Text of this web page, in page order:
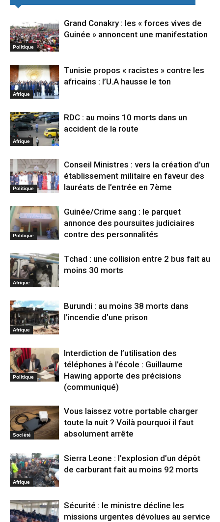
Politique
Grand Conakry : les « forces vives de
Guinée » annoncent une manifestation
Afrique
Tunisie propos « racistes » contre les
africains : l’U.A hausse le ton
Afrique
RDC : au moins 10 morts dans un
accident de la route
Politique
Conseil Ministres : vers la création d’un
établissement militaire en faveur des
lauréats de l’entrée en 7ème
Politique
Guinée/Crime sang : le parquet
annonce des poursuites judiciaires
contre des personnalités
Afrique
Tchad : une collision entre 2 bus fait au
moins 30 morts
Afrique
Burundi : au moins 38 morts dans
l’incendie d’une prison
Politique
Interdiction de l’utilisation des
téléphones à l’école : Guillaume
Hawing apporte des précisions
(communiqué)
Société
Vous laissez votre portable charger
toute la nuit ? Voilà pourquoi il faut
absolument arrête
Afrique
Sierra Leone : l’explosion d’un dépôt
de carburant fait au moins 92 morts
Sécurité : le ministre décline les
missions urgentes dévolues au service